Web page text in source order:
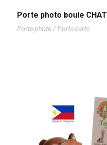
Porte photo boule CHAT
Porte photo / Porte carte